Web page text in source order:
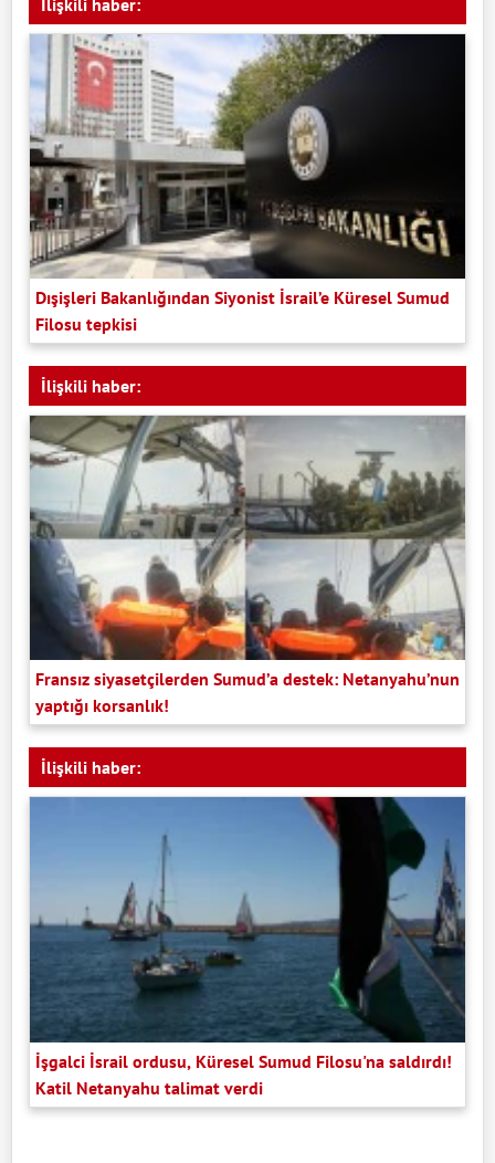
Dışişleri Bakanlığından Siyonist İsrail’e Küresel Sumud
Filosu tepkisi
İlişkili haber:
Fransız siyasetçilerden Sumud’a destek: Netanyahu’nun
yaptığı korsanlık!
İlişkili haber:
İşgalci İsrail ordusu, Küresel Sumud Filosu'na saldırdı!
Katil Netanyahu talimat verdi